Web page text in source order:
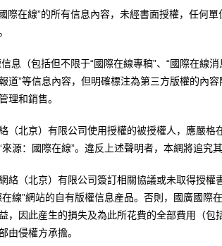
際在線”的所有信息內容，未經書面授權，任何
息（包括但不限于“國際在線專稿”、“國際在線消
道”等信息內容，但明確標注為第三方版權的內
理和銷售。
（北京）有限公司使用授權的被授權人，應嚴格
源：國際在線”。違反上述聲明者，本網將追究
絡（北京）有限公司簽訂相關協議或未取得授權
線”網站的自有版權信息産品。否則，國廣國際
，因此産生的損失及為此所花費的全部費用（包
由侵權方承擔。